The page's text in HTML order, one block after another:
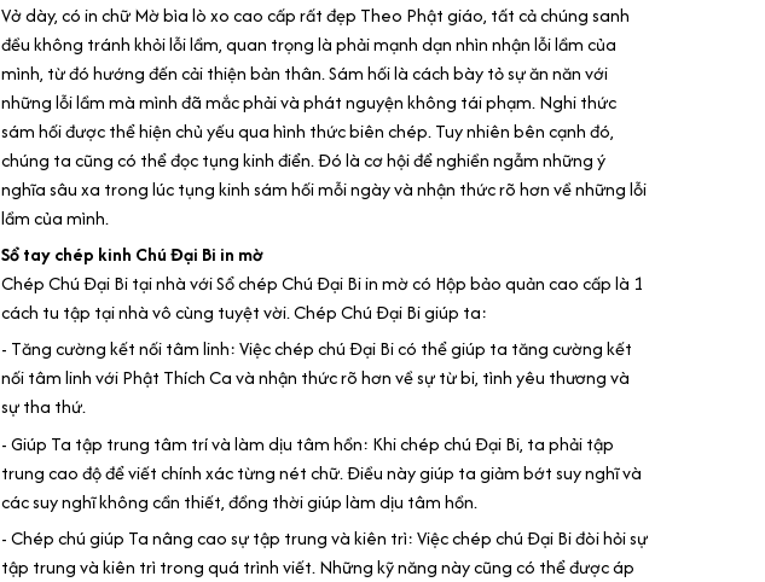
Vở dày, có in chữ Mờ bìa lò xo cao cấp rất đẹp Theo Phật giáo, tất cả chúng sanh
đều không tránh khỏi lỗi lầm, quan trọng là phải mạnh dạn nhìn nhận lỗi lầm của
mình, từ đó hướng đến cải thiện bản thân. Sám hối là cách bày tỏ sự ăn năn với
những lỗi lầm mà mình đã mắc phải và phát nguyện không tái phạm. Nghi thức
sám hối được thể hiện chủ yếu qua hình thức biên chép. Tuy nhiên bên cạnh đó,
chúng ta cũng có thể đọc tụng kinh điển. Đó là cơ hội để nghiền ngẫm những ý
nghĩa sâu xa trong lúc tụng kinh sám hối mỗi ngày và nhận thức rõ hơn về những lỗi
lầm của mình.
Sổ tay chép kinh Chú Đại Bi in mờ
Chép Chú Đại Bi tại nhà với Sổ chép Chú Đại Bi in mờ có Hộp bảo quản cao cấp là 1
cách tu tập tại nhà vô cùng tuyệt vời. Chép Chú Đại Bi giúp ta:
- Tăng cường kết nối tâm linh: Việc chép chú Đại Bi có thể giúp ta tăng cường kết
nối tâm linh với Phật Thích Ca và nhận thức rõ hơn về sự từ bi, tình yêu thương và
sự tha thứ.
- Giúp Ta tập trung tâm trí và làm dịu tâm hồn: Khi chép chú Đại Bi, ta phải tập
trung cao độ để viết chính xác từng nét chữ. Điều này giúp ta giảm bớt suy nghĩ và
các suy nghĩ không cần thiết, đồng thời giúp làm dịu tâm hồn.
- Chép chú giúp Ta nâng cao sự tập trung và kiên trì: Việc chép chú Đại Bi đòi hỏi sự
tập trung và kiên trì trong quá trình viết. Những kỹ năng này cũng có thể được áp